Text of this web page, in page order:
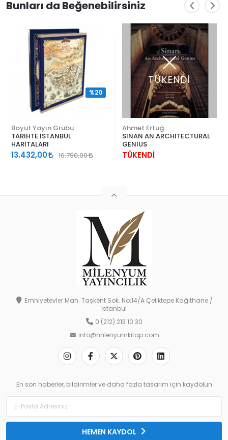
Bunları da Beğenebilirsiniz
Boyut Yayın Grubu
TARİHTE İSTANBUL
HARİTALARI
13.432,00 16.790,00
%20
TÜKENDİ
Ahmet Ertuğ
SİNAN AN ARCHİTECTURAL
GENİUS
TÜKENDİ
Emniyetevler Mah. Taşkent Sok. No:14/A Çeliktepe Kağıthane /
İstanbul
0 (212) 213 10 30
info@milenyumkitap.com
En son haberler, bildirimler ve daha fazla tasarım için kaydolun
HEMEN KAYDOL